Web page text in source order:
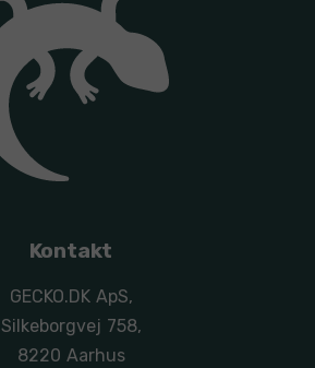
Kontakt
GECKO.DK ApS,
Silkeborgvej 758,
8220 Aarhus